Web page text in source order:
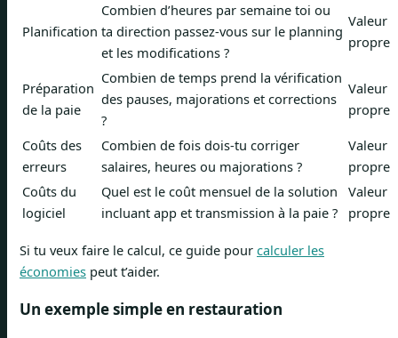
Planification
Combien d’heures par semaine toi ou
ta direction passez-vous sur le planning
et les modifications ?
Valeur
propre
Préparation
de la paie
Combien de temps prend la vérification
des pauses, majorations et corrections
?
Valeur
propre
Coûts des
erreurs
Combien de fois dois-tu corriger
salaires, heures ou majorations ?
Valeur
propre
Coûts du
logiciel
Quel est le coût mensuel de la solution
incluant app et transmission à la paie ?
Valeur
propre
Si tu veux faire le calcul, ce guide pour calculer les
économies peut t’aider.
Un exemple simple en restauration